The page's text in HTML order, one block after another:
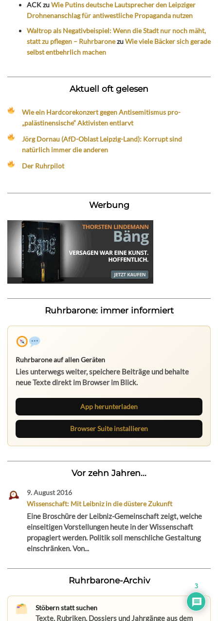
ACKzuWie Putins deutsche Lautsprecher den Leipziger
Drohnenanschlag für antiwestliche Propaganda nutzen
Waltrop als Negativbeispiel: Wenn die Stadt nur noch mäht,
statt zu pflegen – RuhrbaronezuWie viele Bäcker sich gerade
selbst entbehrlich machen
Aktuell oft gelesen
Wie ein Hardcorekonzert gegen Antisemitismus pro-
„palästinensische“ Aktivisten entlarvt
Jörg Dornau (AfD-Oblast Leipzig-Land): Korrupt sind
natürlich immer die anderen
Der Ruhrpilot
Werbung
Ruhrbarone: immer informiert
Ruhrbarone auf allen Geräten
Lies unterwegs weiter, speichere Beiträge und behalte
neue Texte direkt im Browser im Blick.
App herunterladen
Browser Suite installieren
Vor zehn Jahren...
9. August 2016
Wissenschaft: Mit Leibniz in die düstere Zukunft
Eine Broschüre der Leibniz-Gemeinschaft zeigt, welche
einseitigen Vorstellungen heute in der Wissenschaft
propagiert werden. Politik soll menschliche Gestaltung
einschränken. Von...
Ruhrbarone-Archiv
Stöbern statt suchen
Texte, Rubriken, Dossiers und Jahrgänge aus dem
3